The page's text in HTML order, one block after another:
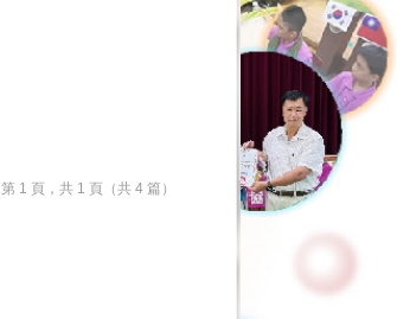
第 1 頁，共 1 頁（共 4 篇）